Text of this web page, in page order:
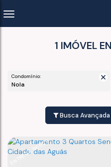
1 IMÓVEL
Condomínio:
Nola
Busca Avançada
ENTREGA SET/29